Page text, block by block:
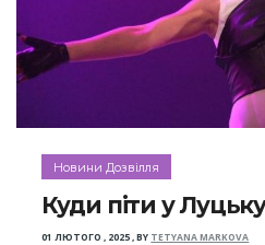
Новини Дозвілля
Куди піти у
01 ЛЮТОГО , 2025,BY TETYANA MARKOVA